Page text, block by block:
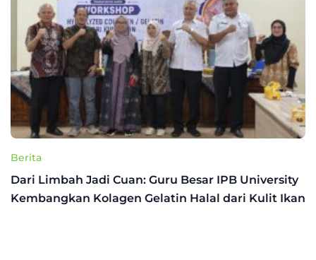
Berita
Dari Limbah Jadi Cuan: Guru Besar IPB University
Kembangkan Kolagen Gelatin Halal dari Kulit Ikan